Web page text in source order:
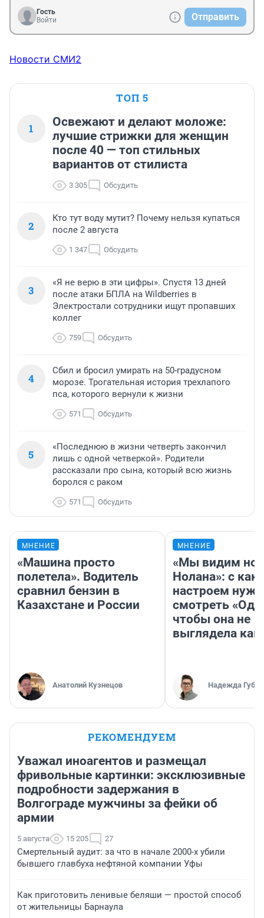
Гость
Войти
Отправить
Новости СМИ2
ТОП 5
1
Освежают и делают моложе:
лучшие стрижки для женщин
после 40 — топ стильных
вариантов от стилиста
3 305 Обсудить
2
Кто тут воду мутит? Почему нельзя купаться
после 2 августа
1 347 Обсудить
3
«Я не верю в эти цифры». Спустя 13 дней
после атаки БПЛА на Wildberries в
Электростали сотрудники ищут пропавших
коллег
759 Обсудить
4
Сбил и бросил умирать на 50-градусном
морозе. Трогательная история трехлапого
пса, которого вернули к жизни
571 Обсудить
5
«Последнюю в жизни четверть закончил
лишь с одной четверкой». Родители
рассказали про сына, который всю жизнь
боролся с раком
571 Обсудить
МНЕНИЕ
«Машина просто
полетела». Водитель
сравнил бензин в
Казахстане и России
Анатолий Кузнецов
МНЕНИЕ
«Мы видим
Нолана»: с
настроем
смотреть
чтобы она не
выглядела как
Надежда
РЕКОМЕНДУЕМ
Уважал иноагентов и размещал
фривольные картинки: эксклюзивные
подробности задержания в
Волгограде мужчины за фейки об
армии
5 августа 15 205 27
Смертельный аудит: за что в начале 2000-х убили
бывшего главбуха нефтяной компании Уфы
Как приготовить ленивые беляши — простой способ
от жительницы Барнаула